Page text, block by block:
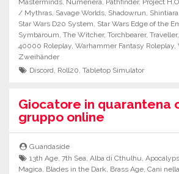
Masterminds, Numenera, Pathfinder, Project
/ Mythras, Savage Worlds, Shadowrun, Shintiara
Star Wars D20 System, Star Wars Edge of the
Symbaroum, The Witcher, Torchbearer, Traveller,
40000 Roleplay, Warhammer Fantasy Roleplay,
Zweihänder
Discord, Roll20,Tabletop Simulator
Giocatore in quarantena
gruppo online
Guandaside
13th Age,7th Sea,Alba di Cthulhu,
Magica, Blades in the Dark, Brass Age, Cani